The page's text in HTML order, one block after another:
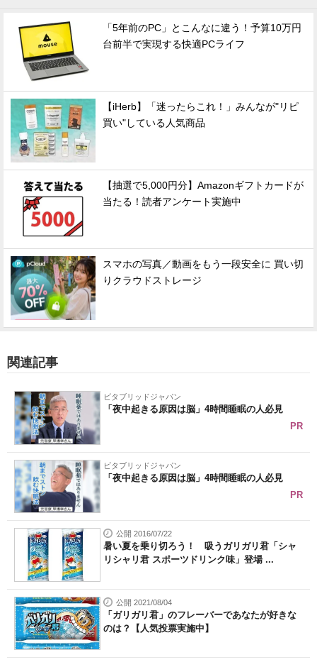
「5年前のPC」とこんなに違う！予算10万円
台前半で実現する快適PCライフ
【iHerb】「迷ったらこれ！」みんなが"リピ
買い"している人気商品
【抽選で5,000円分】Amazonギフトカードが
当たる！読者アンケート実施中
スマホの写真／動画をもう一段安全に 買い切
りクラウドストレージ
関連記事
ビタブリッドジャパン
「夜中起きる原因は脳」4時間睡眠の人必見
PR
ビタブリッドジャパン
「夜中起きる原因は脳」4時間睡眠の人必見
PR
公開 2016/07/22
暑い夏を乗り切ろう！ 吸うガリガリ君「シャ
リシャリ君 スポーツドリンク味」登場 ...
公開 2021/08/04
「ガリガリ君」のフレーバーであなたが好きな
のは？【人気投票実施中】